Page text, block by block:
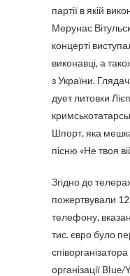
партії в якій
Мерунас
концерті
виконавці, а
з України.
дует литовки
Шпорт, яка
пісню «Не твоя
Згідно до
пожертвували
телефону,
тис. євро було
організації